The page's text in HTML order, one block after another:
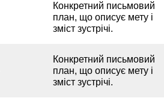
Конкретний письмовий
план, що описує мету і
зміст зустрічі.
Конкретний письмовий
план, що описує мету і
зміст зустрічі.